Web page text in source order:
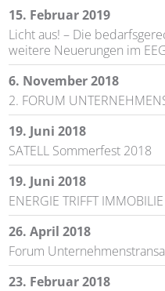
15. Februar 2019
Licht aus! – Die
weitere Neuerungen im
6. November 2018
2. FORUM
19. Juni 2018
SATELL Sommerfest 2018
19. Juni 2018
ENERGIE TRIFFT IMMOBILIE
26. April 2018
Forum
23. Februar 2018